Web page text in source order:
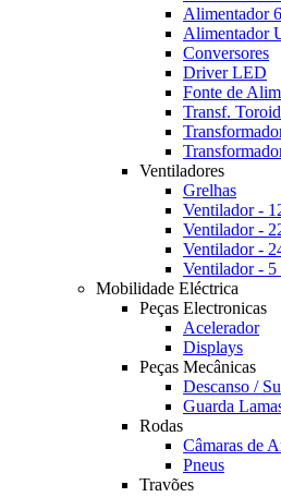
Alimentador
Alimentador
Conversores
Driver LED
Fonte de
Transf.
Ventiladores
Grelhas
Ventilador -
Ventilador -
Ventilador -
Ventilador -
Mobilidade Eléctrica
Peças Electronicas
Acelerador
Displays
Peças Mecânicas
Descanso /
Guarda
Rodas
Câmaras de
Pneus
Travões